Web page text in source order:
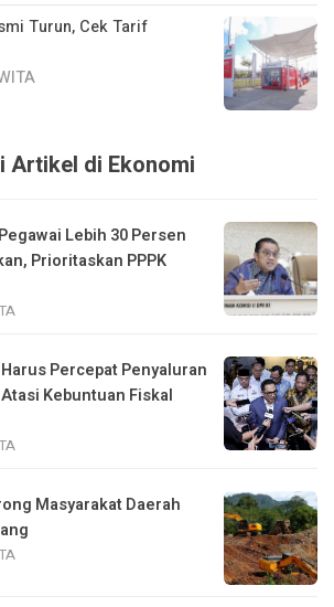
Turun, Cek Tarif
Artikel di Ekonomi
Lebih 30 Persen
Prioritaskan PPPK
Percepat Penyaluran
Kebuntuan Fiskal
Masyarakat Daerah